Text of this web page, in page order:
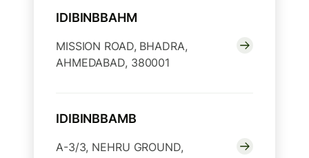
IDIBINBBAHM
MISSION ROAD, BHADRA,
AHMEDABAD, 380001
IDIBINBBAMB
A-3/3, NEHRU GROUND,